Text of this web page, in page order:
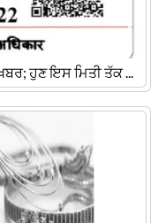
ਹੁਣ ਇਸ ਮਿਤੀ ਤੱਕ ...